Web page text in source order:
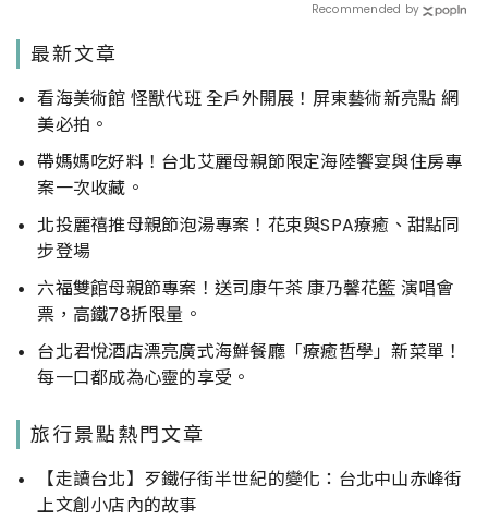
Recommended by
最新文章
看海美術館 怪獸代班 全戶外開展！屏東藝術新亮點 網
美必拍。
帶媽媽吃好料！台北艾麗母親節限定海陸饗宴與住房專
案一次收藏。
北投麗禧推母親節泡湯專案！花束與SPA療癒、甜點同
步登場
六福雙館母親節專案！送司康午茶 康乃馨花籃 演唱會
票，高鐵78折限量。
台北君悅酒店漂亮廣式海鮮餐廳「療癒哲學」新菜單！
每一口都成為心靈的享受。
旅行景點熱門文章
【走讀台北】歹鐵仔街半世紀的變化：台北中山赤峰街
上文創小店內的故事